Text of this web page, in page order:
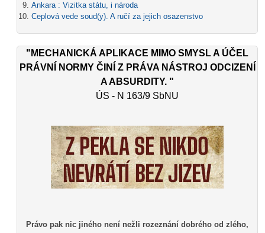
Ankara : Vizitka státu, i národa
Ceplová vede soud(y). A ručí za jejich osazenstvo
"MECHANICKÁ APLIKACE MIMO SMYSL A ÚČEL
PRÁVNÍ NORMY ČINÍ Z PRÁVA NÁSTROJ ODCIZENÍ
A ABSURDITY. "
ÚS - N 163/9 SbNU
Právo pak nic jiného není nežli rozeznání dobrého od zlého,